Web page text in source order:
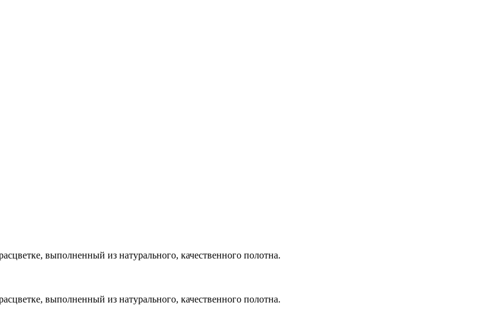
выполненный из натурального, качественного полотна.
выполненный из натурального, качественного полотна.